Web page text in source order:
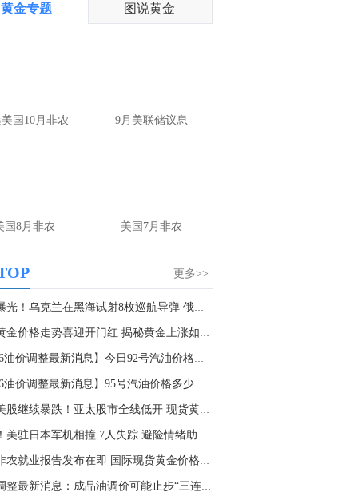
黄金专题 图说黄金
国10月非农 9月美联储议息
国8月非农 美国7月非农
更多>>
现场曝光！乌克兰在黑海试射8枚巡航导弹 俄军升...
今日黄金价格走势喜迎开门红 揭秘黄金上涨如此...
【12.6油价调整最新消息】今日92号汽油价格多少...
【12.6油价调整最新消息】95号汽油价格多少钱一...
今日美股继续暴跌！亚太股市全线低开 现货黄金...
突发！美驻日本军机相撞 7人失踪 避险情绪助推...
11月非农就业报告发布在即 国际现货黄金价格走...
油价调整最新消息：成品油调价可能止步“三连跌...